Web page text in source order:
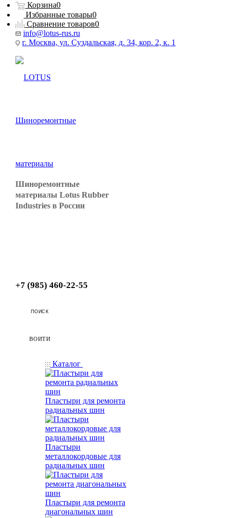
Корзина0
Избранные товары0
Сравнение товаров0
info@lotus-rus.ru
г. Москва, ул. Суздальская, д. 34, кор. 2, к. 1
Шиноремонтные
материалы Lotus Rubber
Industries в России
+7 (985) 460-22-55
ПОИСК
ВОЙТИ
Каталог
Пластыри для ремонта
радиальных шин
Пластыри
металлокордовые для
радиальных шин
Пластыри для ремонта
диагональных шин